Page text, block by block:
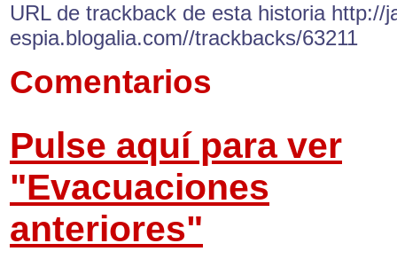
URL de trackback de esta historia http://
espia.blogalia.com//trackbacks/63211
Comentarios
Pulse aquí para ver
"Evacuaciones
anteriores"